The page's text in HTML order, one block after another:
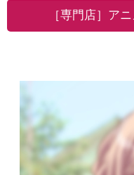
［専門店］ア